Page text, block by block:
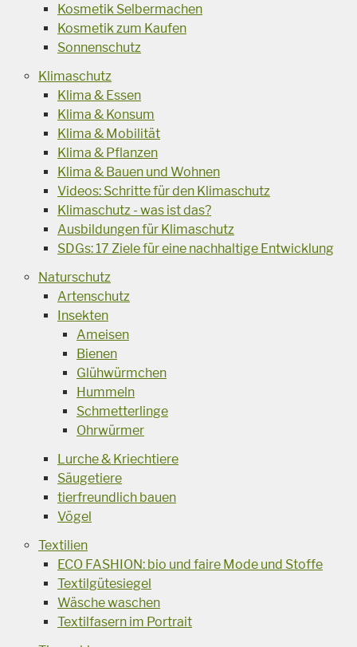
Kosmetik Selbermachen
Kosmetik zum Kaufen
Sonnenschutz
Klimaschutz
Klima & Essen
Klima & Konsum
Klima & Mobilität
Klima & Pflanzen
Klima & Bauen und Wohnen
Videos: Schritte für den Klimaschutz
Klimaschutz - was ist das?
Ausbildungen für Klimaschutz
SDGs: 17 Ziele für eine nachhaltige Entwicklung
Naturschutz
Artenschutz
Insekten
Ameisen
Bienen
Glühwürmchen
Hummeln
Schmetterlinge
Ohrwürmer
Lurche & Kriechtiere
Säugetiere
tierfreundlich bauen
Vögel
Textilien
ECO FASHION: bio und faire Mode und Stoffe
Textilgütesiegel
Wäsche waschen
Textilfasern im Portrait